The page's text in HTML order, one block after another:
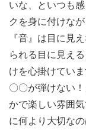
いな、といつも
クを身に付けな
『音』は目に見
られる目に見え
けを心掛けてい
〇〇が弾けない
かで楽しい雰囲
に何より大切な